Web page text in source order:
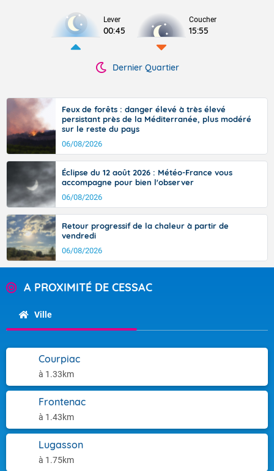
Lever
00:45
Coucher
15:55
Dernier Quartier
Feux de forêts : danger élevé à très élevé
persistant près de la Méditerranée, plus modéré
sur le reste du pays
06/08/2026
Éclipse du 12 août 2026 : Météo-France vous
accompagne pour bien l'observer
06/08/2026
Retour progressif de la chaleur à partir de
vendredi
06/08/2026
A PROXIMITÉ DE CESSAC
Ville
Courpiac
à 1.33km
Frontenac
à 1.43km
Lugasson
à 1.75km